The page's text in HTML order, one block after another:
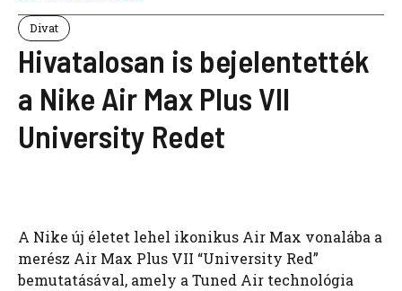
Divat
Hivatalosan is bejelentették
a Nike Air Max Plus VII
University Redet
A Nike új életet lehel ikonikus Air Max vonalába a
merész Air Max Plus VII “University Red”
bemutatásával, amely a Tuned Air technológia